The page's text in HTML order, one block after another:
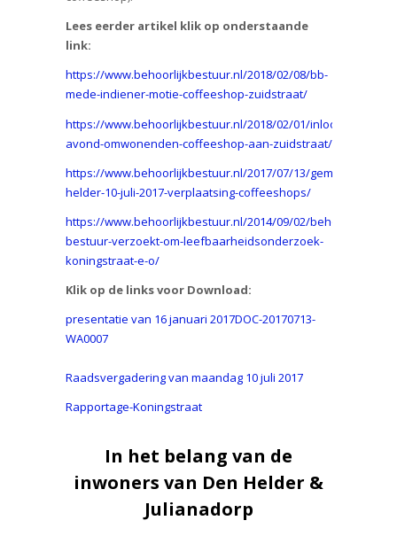
Lees eerder artikel klik op onderstaande
link:
https://www.behoorlijkbestuur.nl/2018/02/08/bb-
mede-indiener-motie-coffeeshop-zuidstraat/
https://www.behoorlijkbestuur.nl/2018/02/01/inloop-
avond-omwonenden-coffeeshop-aan-zuidstraat/
https://www.behoorlijkbestuur.nl/2017/07/13/gemeenteraad-
helder-10-juli-2017-verplaatsing-coffeeshops/
https://www.behoorlijkbestuur.nl/2014/09/02/behoorlijk-
bestuur-verzoekt-om-leefbaarheidsonderzoek-
koningstraat-e-o/
Klik op de links voor Download:
presentatie van 16 januari 2017DOC-20170713-
WA0007
Raadsvergadering van maandag 10 juli 2017
Rapportage-Koningstraat
In het belang van de
inwoners van Den Helder &
Julianadorp